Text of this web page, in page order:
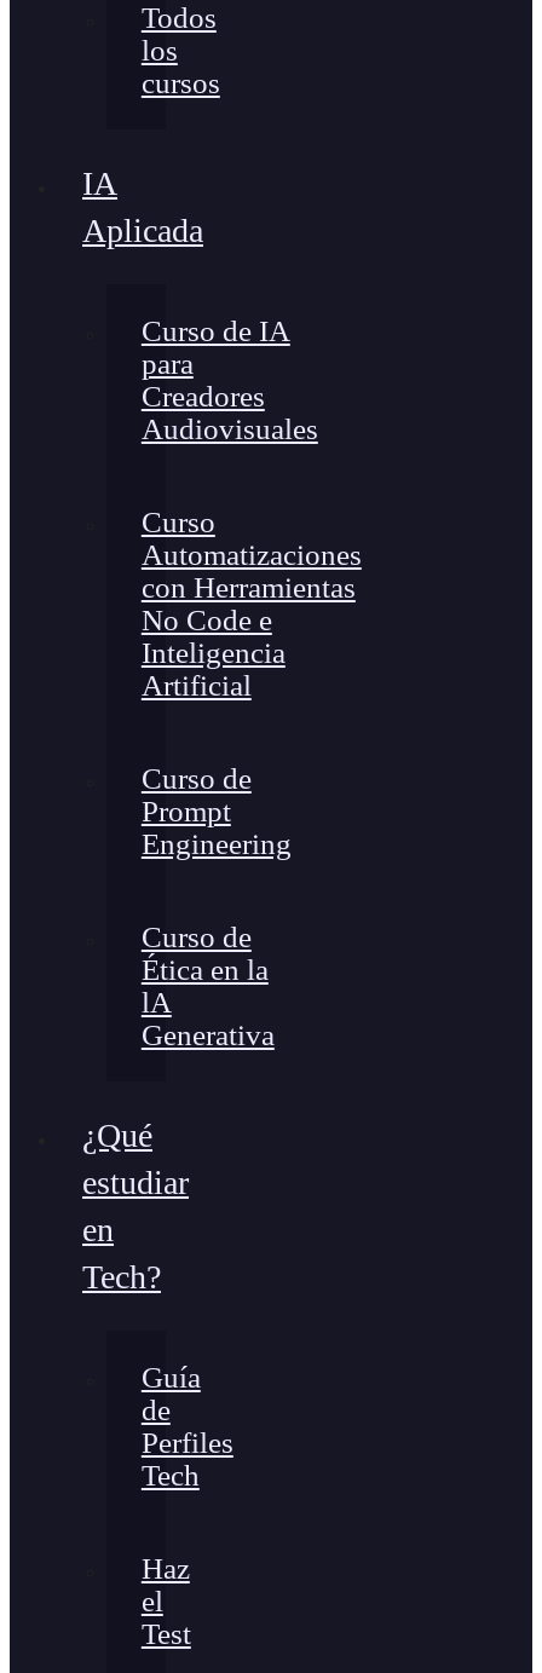
Todos
los
cursos
IA
Aplicada
Curso de IA
para
Creadores
Audiovisuales
Curso
Automatizaciones
con Herramientas
No Code e
Inteligencia
Artificial
Curso de
Prompt
Engineering
Curso de
Ética en la
lA
Generativa
¿Qué
estudiar
en
Tech?
Guía
de
Perfiles
Tech
Haz
el
Test